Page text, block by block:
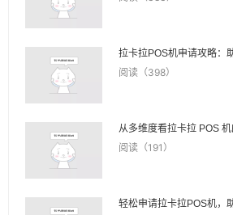
拉卡拉POS机申请攻略：
阅读（398）
从多维度看拉卡拉 POS
阅读（191）
轻松申请拉卡拉POS机，